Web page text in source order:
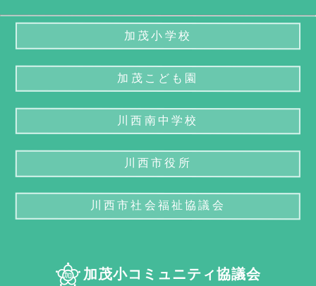
加茂小コミュニティ協議会
加茂小学校
加茂こども園
川西南中学校
川西市役所
川西市社会福祉協議会